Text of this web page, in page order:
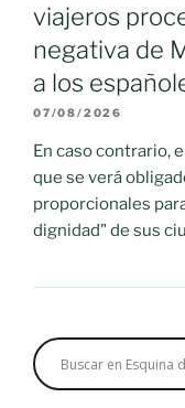
viajeros
negativa de
a los
07/08/2026
En caso contrario,
que se verá
proporcionales
dignidad" de sus